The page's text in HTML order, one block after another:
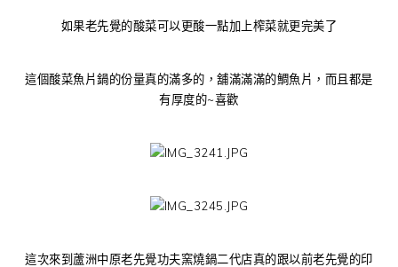
如果老先覺的酸菜可以更酸一點加上榨菜就更完美了
這個酸菜魚片鍋的份量真的滿多的，舖滿滿滿的鯛魚片，而且都是
有厚度的~喜歡
這次來到蘆洲中原老先覺功夫窯燒鍋二代店真的跟以前老先覺的印